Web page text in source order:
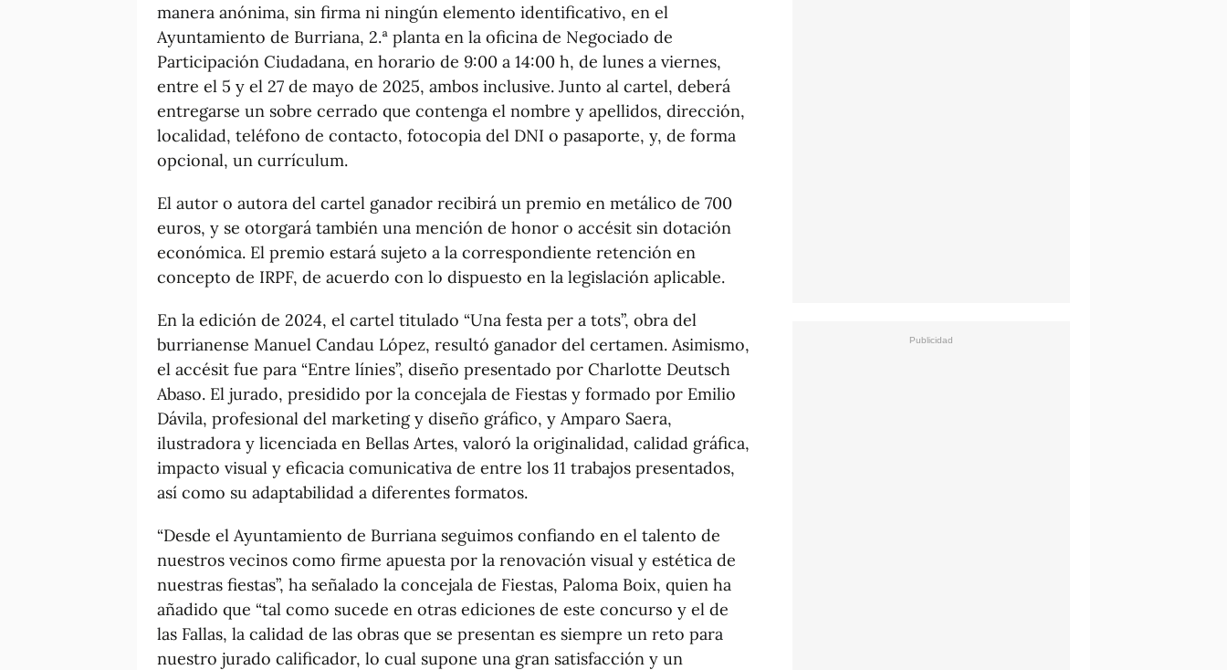
manera anónima, sin firma ni ningún elemento identificativo, en el
Ayuntamiento de Burriana, 2.ª planta en la oficina de Negociado de
Participación Ciudadana, en horario de 9:00 a 14:00 h, de lunes a viernes,
entre el 5 y el 27 de mayo de 2025, ambos inclusive. Junto al cartel, deberá
entregarse un sobre cerrado que contenga el nombre y apellidos, dirección,
localidad, teléfono de contacto, fotocopia del DNI o pasaporte, y, de forma
opcional, un currículum.
El autor o autora del cartel ganador recibirá un premio en metálico de 700
euros, y se otorgará también una mención de honor o accésit sin dotación
económica. El premio estará sujeto a la correspondiente retención en
concepto de IRPF, de acuerdo con lo dispuesto en la legislación aplicable.
En la edición de 2024, el cartel titulado “Una festa per a tots”, obra del
burrianense Manuel Candau López, resultó ganador del certamen. Asimismo,
el accésit fue para “Entre línies”, diseño presentado por Charlotte Deutsch
Abaso. El jurado, presidido por la concejala de Fiestas y formado por Emilio
Dávila, profesional del marketing y diseño gráfico, y Amparo Saera,
ilustradora y licenciada en Bellas Artes, valoró la originalidad, calidad gráfica,
impacto visual y eficacia comunicativa de entre los 11 trabajos presentados,
así como su adaptabilidad a diferentes formatos.
“Desde el Ayuntamiento de Burriana seguimos confiando en el talento de
nuestros vecinos como firme apuesta por la renovación visual y estética de
nuestras fiestas”, ha señalado la concejala de Fiestas, Paloma Boix, quien ha
añadido que “tal como sucede en otras ediciones de este concurso y el de
las Fallas, la calidad de las obras que se presentan es siempre un reto para
nuestro jurado calificador, lo cual supone una gran satisfacción y un